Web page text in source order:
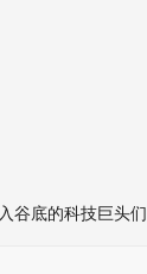
谷底的科技巨头们